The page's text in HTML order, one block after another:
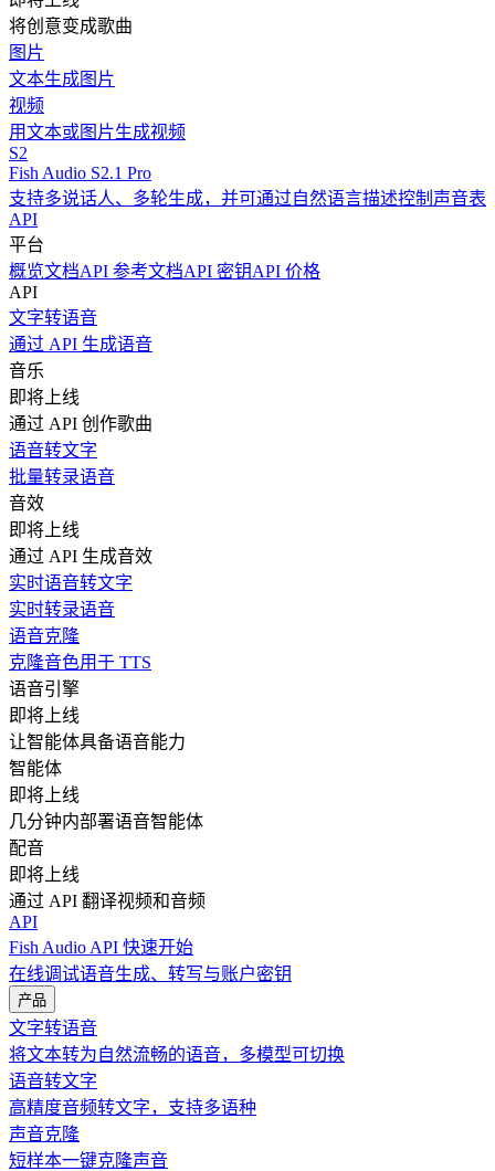
将创意变成歌曲
图片
文本生成图片
视频
用文本或图片生成视频
S2
Fish Audio S2.1 Pro
支持多说话人、多轮生成，并可通过自然语言描述控制声音表
API
平台
概览文档API 参考文档API 密钥API 价格
API
文字转语音
通过 API 生成语音
音乐
即将上线
通过 API 创作歌曲
语音转文字
批量转录语音
音效
即将上线
通过 API 生成音效
实时语音转文字
实时转录语音
语音克隆
克隆音色用于 TTS
语音引擎
即将上线
让智能体具备语音能力
智能体
即将上线
几分钟内部署语音智能体
配音
即将上线
通过 API 翻译视频和音频
API
Fish Audio API 快速开始
在线调试语音生成、转写与账户密钥
产品
文字转语音
将文本转为自然流畅的语音，多模型可切换
语音转文字
高精度音频转文字，支持多语种
声音克隆
短样本一键克隆声音